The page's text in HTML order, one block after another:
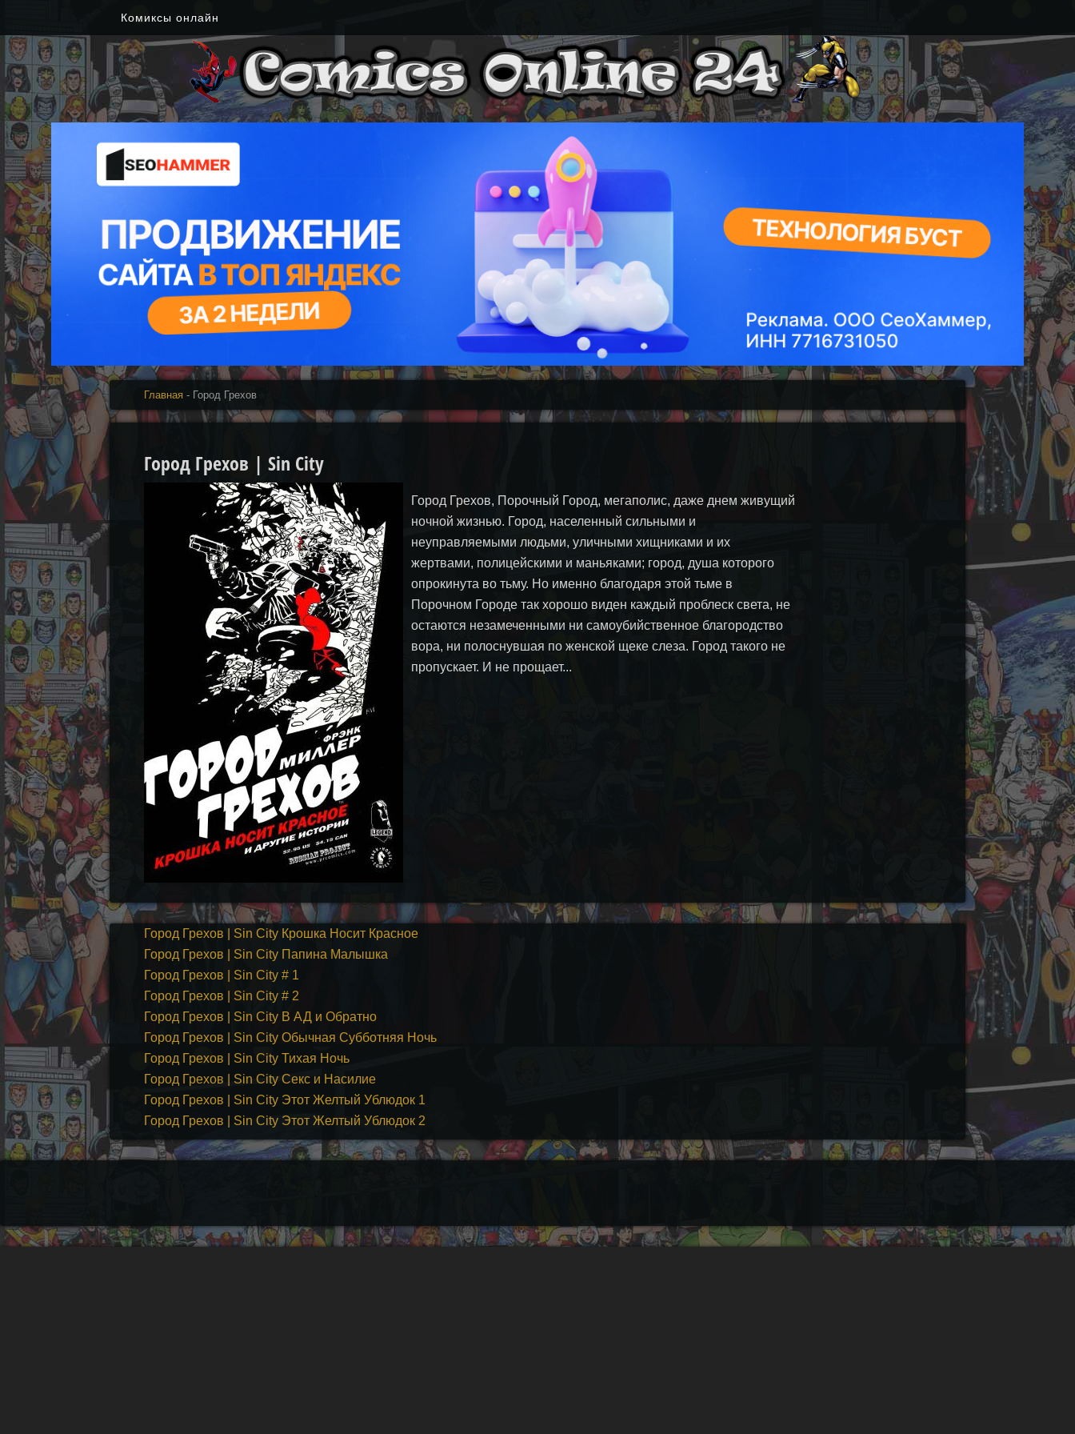
Комиксы онлайн
Главная- Город Грехов
Город Грехов | Sin City
Город Грехов, Порочный Город, мегаполис, даже днем живущий
ночной жизнью. Город, населенный сильными и
неуправляемыми людьми, уличными хищниками и их
жертвами, полицейскими и маньяками; город, душа которого
опрокинута во тьму. Но именно благодаря этой тьме в
Порочном Городе так хорошо виден каждый проблеск света, не
остаются незамеченными ни самоубийственное благородство
вора, ни полоснувшая по женской щеке слеза. Город такого не
пропускает. И не прощает...
Город Грехов | Sin City Крошка Носит Красное
Город Грехов | Sin City Папина Малышка
Город Грехов | Sin City # 1
Город Грехов | Sin City # 2
Город Грехов | Sin City В АД и Обратно
Город Грехов | Sin City Обычная Субботняя Ночь
Город Грехов | Sin City Тихая Ночь
Город Грехов | Sin City Секс и Насилие
Город Грехов | Sin City Этот Желтый Ублюдок 1
Город Грехов | Sin City Этот Желтый Ублюдок 2